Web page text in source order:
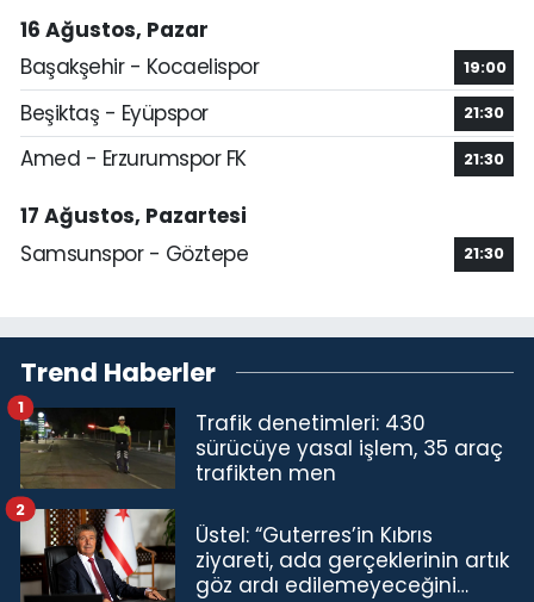
16 Ağustos, Pazar
Başakşehir - Kocaelispor
19:00
Beşiktaş - Eyüpspor 21:30
Amed - Erzurumspor FK 21:30
17 Ağustos, Pazartesi
Samsunspor - Göztepe
21:30
Trend Haberler
Trafik denetimleri: 430
sürücüye yasal işlem, 35 araç
trafikten men
1
Üstel: “Guterres’in Kıbrıs
ziyareti, ada gerçeklerinin artık
göz ardı edilemeyeceğini
2